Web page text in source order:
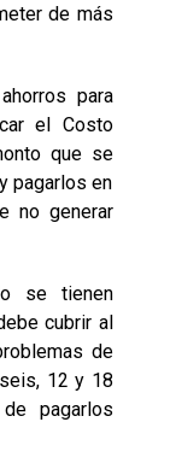
de más
para
el Costo
que se
pagarlos en
no generar
se tienen
cubrir al
de
12 y 18
pagarlos